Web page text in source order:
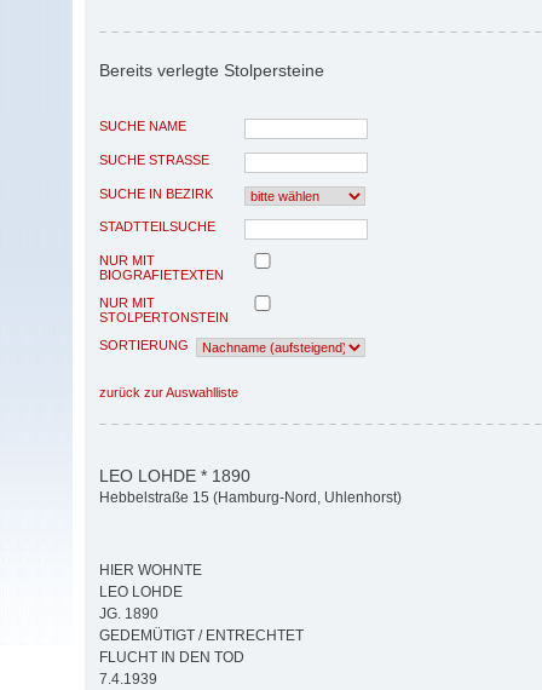
Bereits verlegte Stolpersteine
SUCHE NAME
SUCHE STRASSE
SUCHE IN BEZIRK
STADTTEILSUCHE
NUR MIT
BIOGRAFIETEXTEN
NUR MIT
STOLPERTONSTEIN
SORTIERUNG
zurück zur Auswahlliste
LEO LOHDE * 1890
Hebbelstraße 15 (Hamburg-Nord, Uhlenhorst)
HIER WOHNTE
LEO LOHDE
JG. 1890
GEDEMÜTIGT / ENTRECHTET
FLUCHT IN DEN TOD
7.4.1939